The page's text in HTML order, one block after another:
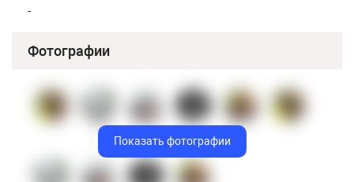
-
Фотографии
Показать фотографии